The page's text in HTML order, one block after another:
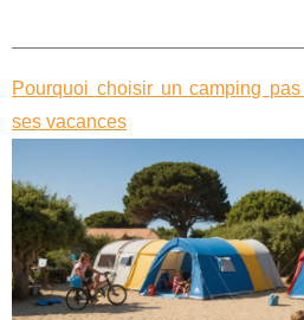
Pourquoi choisir un camping
ses vacances